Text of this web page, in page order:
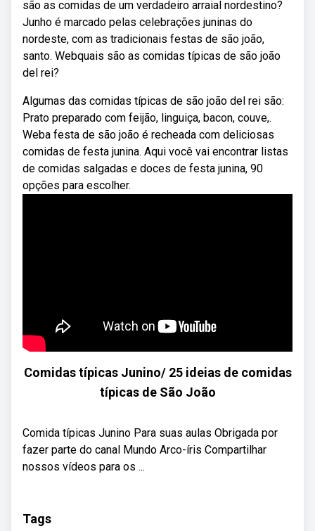
são as comidas de um verdadeiro arraial nordestino?
Junho é marcado pelas celebrações juninas do
nordeste, com as tradicionais festas de são joão,
santo. Webquais são as comidas típicas de são joão
del rei?
Algumas das comidas típicas de são joão del rei são:
Prato preparado com feijão, linguiça, bacon, couve,.
Weba festa de são joão é recheada com deliciosas
comidas de festa junina. Aqui você vai encontrar listas
de comidas salgadas e doces de festa junina, 90
opções para escolher.
Comidas típicas Junino/ 25 ideias de comidas
típicas de São João
Comida típicas Junino Para suas aulas Obrigada por
fazer parte do canal Mundo Arco-íris Compartilhar
nossos vídeos para os ...
Tags